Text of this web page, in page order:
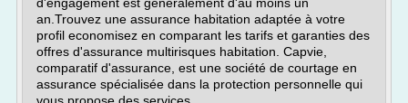
an.Trouvez une assurance habitation adaptée à votre
profil economisez en comparant les tarifs et garanties des
offres d'assurance multirisques habitation. Capvie,
comparatif d'assurance, est une société de courtage en
assurance spécialisée dans la protection personnelle qui